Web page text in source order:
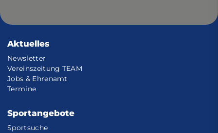
Aktuelles
Newsletter
Vereinszeitung TEAM
Jobs & Ehrenamt
Termine
Sportangebote
Sportsuche